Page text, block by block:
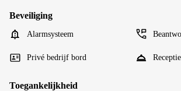
Beveiliging
Alarmsysteem
Privé bedrijf bord Receptie
Toegankelijkheid